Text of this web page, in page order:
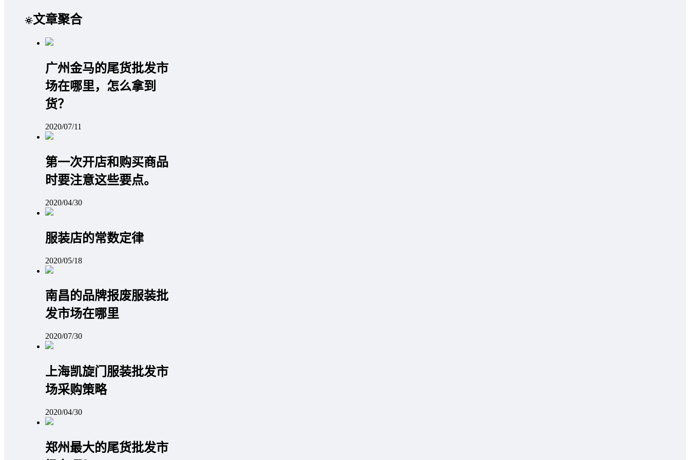
文章聚合
广州金马的尾货批发市
场在哪里，怎么拿到
货？
2020/07/11
第一次开店和购买商品
时要注意这些要点。
2020/04/30
服装店的常数定律
2020/05/18
南昌的品牌报废服装批
发市场在哪里
2020/07/30
上海凯旋门服装批发市
场采购策略
2020/04/30
郑州最大的尾货批发市